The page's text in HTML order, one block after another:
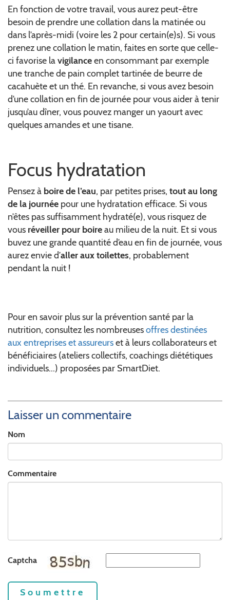
En fonction de votre travail, vous aurez peut-être
besoin de prendre une collation dans la matinée ou
dans l’après-midi (voire les 2 pour certain(e)s). Si vous
prenez une collation le matin, faites en sorte que celle-
ci favorise lavigilanceen consommant par exemple
une tranche de pain complet tartinée de beurre de
cacahuète et un thé. En revanche, si vous avez besoin
d’une collation en fin de journée pour vous aider à tenir
jusqu’au dîner, vous pouvez manger un yaourt avec
quelques amandes et une tisane.
Focus hydratation
Pensez à boire de l’eau, par petites prises, tout au long
de la journée pour une hydratation efficace. Si vous
n’êtes pas suffisamment hydraté(e), vous risquez de
vous réveiller pour boireau milieu de la nuit. Et si vous
buvez une grande quantité d’eau en fin de journée, vous
aurez envie d’aller aux toilettes, probablement
pendant la nuit !
Pour en savoir plus sur la prévention santé par la
nutrition, consultez les nombreusesoffres destinées
aux entreprises et assureurset à leurs collaborateurs et
bénéficiaires (ateliers collectifs, coachings diététiques
individuels...) proposées par SmartDiet.
Laisser un commentaire
Nom
Commentaire
Captcha
Soumettre